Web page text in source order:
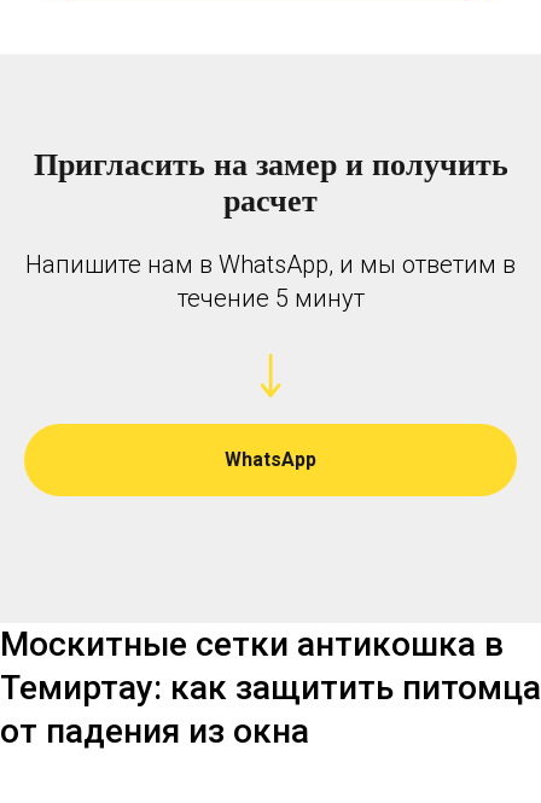
Пригласить на замер и получить
расчет
Напишите нам в WhatsApp, и мы ответим в
течение 5 минут
WhatsApp
Москитные сетки антикошка в
Темиртау: как защитить питомца
от падения из окна